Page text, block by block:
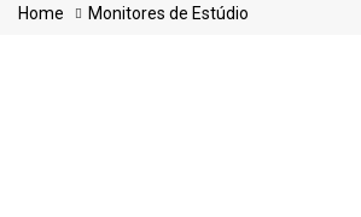
Home Monitores de Estúdio